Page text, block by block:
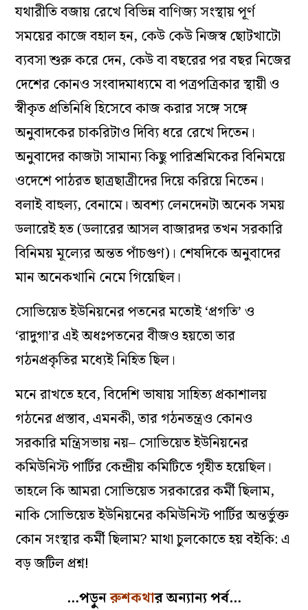
যথারীতি বজায় রেখে বিভিন্ন বাণিজ‌্য সংস্থায় পূর্ণ
সময়ের কাজে বহাল হন, কেউ কেউ নিজস্ব ছোটখাটো
ব‌্যবসা শুরু করে দেন, কেউ বা বছরের পর বছর নিজের
দেশের কোনও সংবাদমাধ‌্যমে বা পত্রপত্রিকার স্থায়ী ও
স্বীকৃত প্রতিনিধি হিসেবে কাজ করার সঙ্গে সঙ্গে
অনুবাদকের চাকরিটাও দিব‌্যি ধরে রেখে দিতেন।
অনুবাদের কাজটা সামান‌্য কিছু পারিশ্রমিকের বিনিময়ে
ওদেশে পাঠরত ছাত্রছাত্রীদের দিয়ে করিয়ে নিতেন।
বলাই বাহুল‌্য, বেনামে। অবশ‌্য লেনদেনটা অনেক সময়
ডলারেই হত (ডলারের আসল বাজারদর তখন সরকারি
বিনিময় মূল‌্যের অন্তত পাঁচগুণ)। শেষদিকে অনুবাদের
মান অনেকখানি নেমে গিয়েছিল।
সোভিয়েত ইউনিয়নের পতনের মতোই ‘প্রগতি’ ও
‘রাদুগা’র এই অধঃপতনের বীজও হয়তো তার
গঠনপ্রকৃতির মধ‌্যেই নিহিত ছিল।
মনে রাখতে হবে, বিদেশি ভাষায় সাহিত‌্য প্রকাশালয়
গঠনের প্রস্তাব, এমনকী, তার গঠনতন্ত্রও কোনও
সরকারি মন্ত্রিসভায় নয়– সোভিয়েত ইউনিয়নের
কমিউনিস্ট পার্টির কেন্দ্রীয় কমিটিতে গৃহীত হয়েছিল।
তাহলে কি আমরা সোভিয়েত সরকারের কর্মী ছিলাম,
নাকি সোভিয়েত ইউনিয়নের কমিউনিস্ট পার্টির অন্তর্ভুক্ত
কোন সংস্থার কর্মী ছিলাম? মাথা চুলকোতে হয় বইকি: এ
বড় জটিল প্রশ্ন!
…পড়ুনরুশকথার অন্যান্য পর্ব…